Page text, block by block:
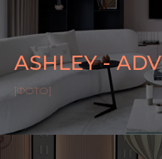
ASHLEY - ADV
[ФОТО]